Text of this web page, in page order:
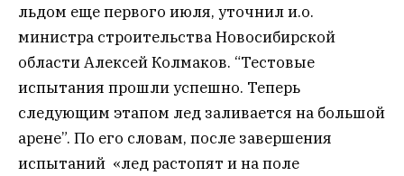
льдом еще первого июля, уточнил и.о.
министра строительства Новосибирской
области Алексей Колмаков. “Тестовые
испытания прошли успешно. Теперь
следующим этапом лед заливается на большой
арене”. По его словам, после завершения
испытаний «лед растопят и на поле